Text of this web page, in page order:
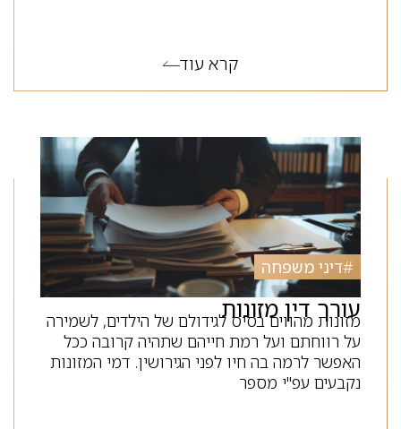
קרא עוד
#דיני משפחה
עורך דין מזונות
מזונות מהווים בסיס לגידולם של הילדים, לשמירה
על רווחתם ועל רמת חייהם שתהיה קרובה ככל
האפשר לרמה בה חיו לפני הגירושין. דמי המזונות
נקבעים עפ"י מספר